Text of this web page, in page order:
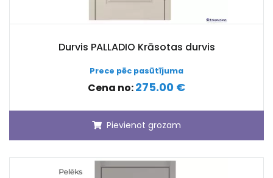
Durvis PALLADIO Krāsotas durvis
Prece pēc pasūtījuma
Cena no:275.00 €
Pievienot grozam